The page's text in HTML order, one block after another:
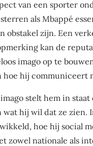
van een sporter
als Mbappé
obstakel zijn. Een
kan de
imago op te
hij communiceert
stelt hem in
hij wil dat ze zien.
hoe hij social
zowel nationale als